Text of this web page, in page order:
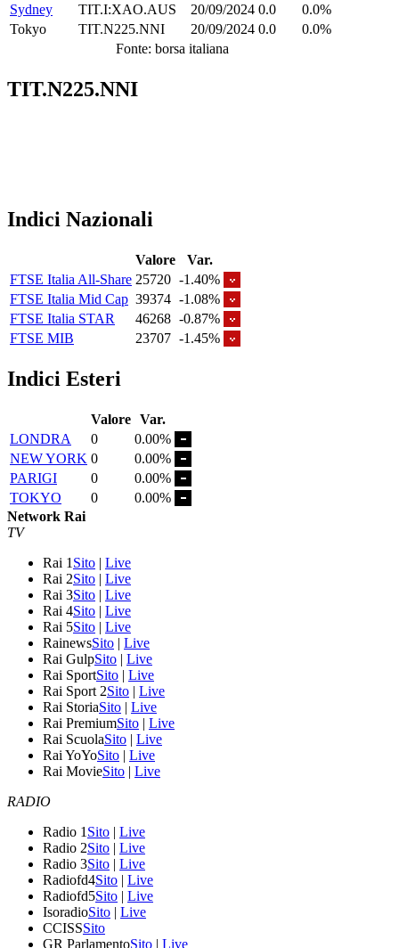
Sydney
TIT.I:XAO.AUS 20/09/2024 0.0
0.0%
Tokyo
TIT.N225.NNI 20/09/2024 0.0
0.0%
Fonte: borsa italiana
TIT.N225.NNI
Indici Nazionali
Valore
Var.
FTSE Italia All-Share 25720 -1.40%
FTSE Italia Mid Cap 39374 -1.08%
FTSE Italia STAR
46268 -0.87%
FTSE MIB
23707 -1.45%
Indici Esteri
Valore Var.
LONDRA
0
0.00%
NEW YORK 0
0.00%
PARIGI
0
0.00%
TOKYO
0
0.00%
Network Rai
TV
Rai 1 Sito | Live
Rai 2Sito | Live
Rai 3Sito | Live
Rai 4Sito | Live
Rai 5Sito | Live
RainewsSito | Live
Rai GulpSito | Live
Rai SportSito | Live
Rai Sport 2Sito | Live
Rai StoriaSito | Live
Rai PremiumSito | Live
Rai ScuolaSito | Live
Rai YoYoSito | Live
Rai MovieSito | Live
RADIO
Radio 1 Sito | Live
Radio 2Sito | Live
Radio 3Sito | Live
Radiofd4Sito | Live
Radiofd5Sito | Live
IsoradioSito | Live
CCISSSito
GR ParlamentoSito | Live